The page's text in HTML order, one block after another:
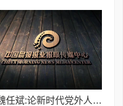
魏任斌:论新时代党外人士在民族复兴中的独特优势与使命担当